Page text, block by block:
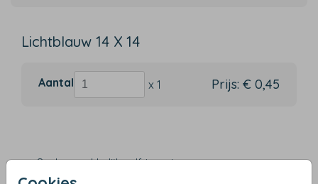
Lichtblauw 14 X 14
Aantal x 1 Prijs: € 0,45
Snel en makkelijk zelf te ontwerpen
Verzending binnen 3 werkdagen